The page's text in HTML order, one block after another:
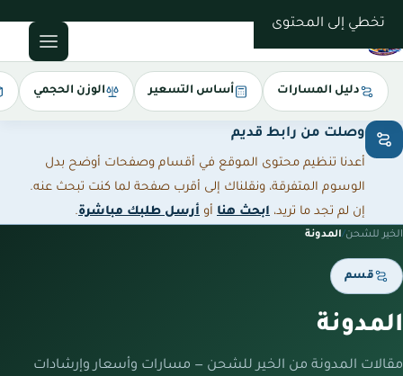
تخطي إلى المحتوى
دليل المسارات أساس التسعير الوزن الحجمي
وصلت من رابط قديم
أعدنا تنظيم محتوى الموقع في أقسام وصفحات أوضح بدل
الوسوم المتفرقة، ونقلناك إلى أقرب صفحة لما كنت تبحث عنه.
إن لم تجد ما تريد، ابحث هنا أو أرسل طلبك مباشرة.
الخير للشحن/المدونة
قسم
المدونة
مقالات المدونة من الخير للشحن — مسارات وأسعار وإرشادات